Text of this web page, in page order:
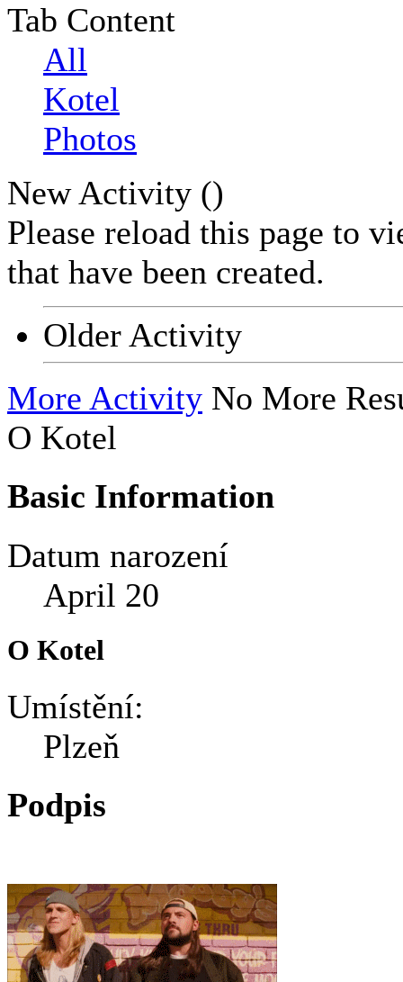
Tab Content
All
Kotel
Photos
New Activity ()
Please reload this page to
that have been created.
Older Activity
More Activity No More
O Kotel
Basic Information
Datum narození
April 20
O Kotel
Umístění:
Plzeň
Podpis